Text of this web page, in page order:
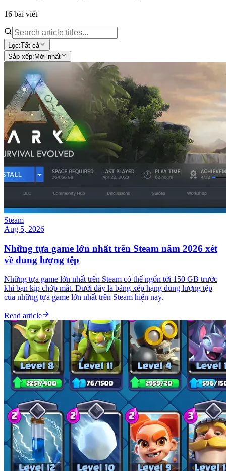
16 bài viết
Lọc:Tất cả
Sắp xếp: Mới nhất
Steam
Aug 5, 2026
Những tựa game lớn nhất trên Steam năm 2026 xét
về dung lượng tệp
Những tựa game lớn nhất trên Steam có thể ngốn tới 150 GB trước
khi bạn kịp chớp mắt. Dưới đây là bảng xếp hạng dung lượng tệp
của những tựa game lớn nhất trên Steam hiện nay.
Read article